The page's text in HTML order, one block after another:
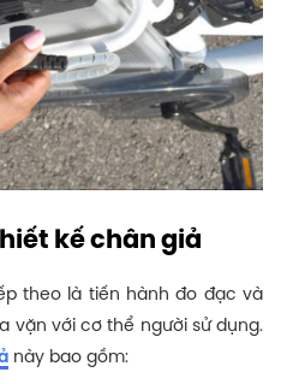
kế chân giả
theo là tiến hành đo đạc và
vặn với cơ thể người sử dụng.
này bao gồm: